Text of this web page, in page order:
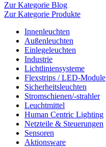
Zur Kategorie Blog
Zur Kategorie Produkte
Innenleuchten
Außenleuchten
Einlegeleuchten
Industrie
Lichtliniensysteme
Flexstrips / LED-Module
Sicherheitsleuchten
Stromschienen/-strahler
Leuchtmittel
Human Centric Lighting
Netzteile & Steuerungen
Sensoren
Aktionsware